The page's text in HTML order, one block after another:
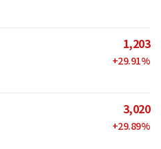
1,203
+29.91%
3,020
+29.89%